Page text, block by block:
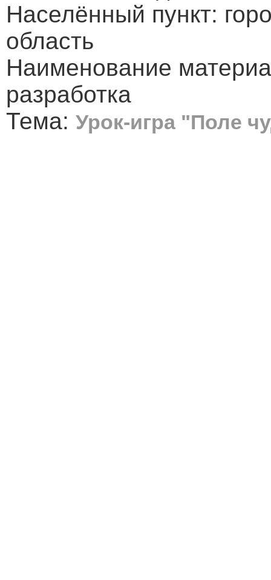
Населённый пункт:
область
Наименование
разработка
Тема: Урок-игра "Поле